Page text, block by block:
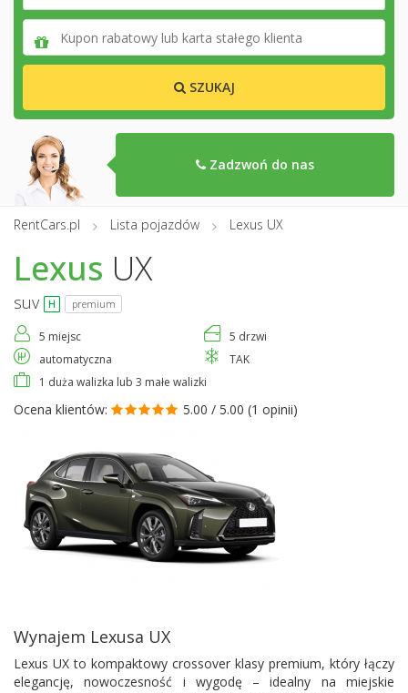
SZUKAJ
Zadzwoń do nas
RentCars.pl Lista pojazdów Lexus UX
Lexus UX
suv premium
5 miejsc
5 drzwi
automatyczna
TAK
1 duża walizka lub 3 małe walizki
Ocena klientów: 5.00 / 5.00 (1 opinii)
Wynajem Lexusa UX
Lexus UX to kompaktowy crossover klasy premium, który łączy
elegancję, nowoczesność i wygodę – idealny na miejskie